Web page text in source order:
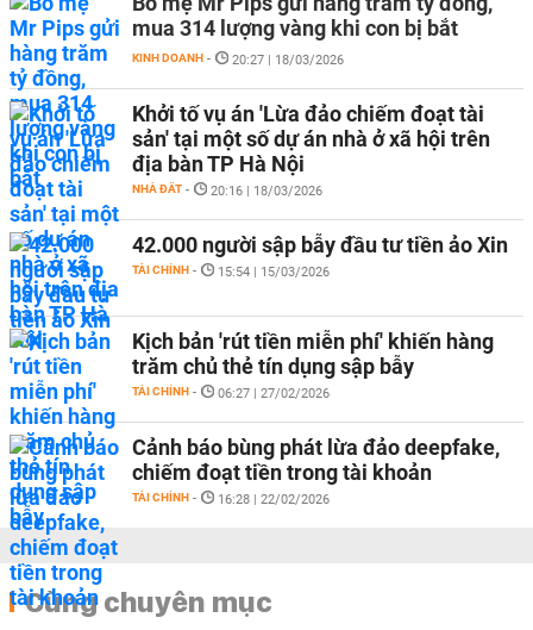
mua 314 lượng vàng khi con bị bắt
KINH DOANH - 20:27 | 18/03/2026
Khởi tố vụ án 'Lừa đảo chiếm đoạt tài
sản' tại một số dự án nhà ở xã hội trên
địa bàn TP Hà Nội
NHÀ ĐẤT - 20:16 | 18/03/2026
42.000 người sập bẫy đầu tư tiền ảo Xin
TÀI CHÍNH - 15:54 | 15/03/2026
Kịch bản 'rút tiền miễn phí' khiến hàng
trăm chủ thẻ tín dụng sập bẫy
TÀI CHÍNH - 06:27 | 27/02/2026
Cảnh báo bùng phát lừa đảo deepfake,
chiếm đoạt tiền trong tài khoản
TÀI CHÍNH - 16:28 | 22/02/2026
Cùng chuyên mục